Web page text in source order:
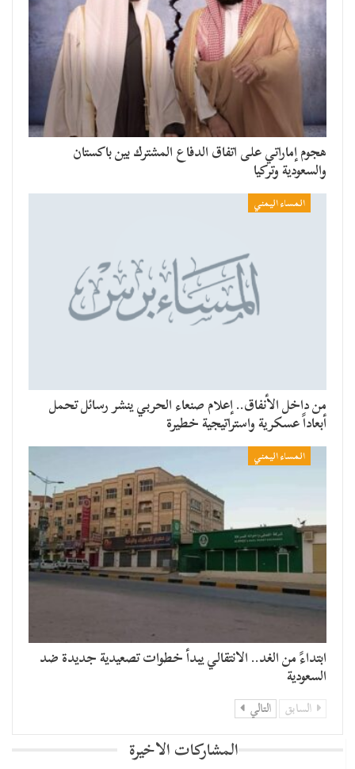
هجوم إماراتي على اتفاق الدفاع المشترك بين باكستان
والسعودية وتركيا
المساء اليمني
من داخل الأنفاق.. إعلام صنعاء الحربي ينشر رسائل تحمل
أبعاداً عسكرية واستراتيجية خطيرة
المساء اليمني
​ابتداءً من الغد.. الانتقالي يبدأ خطوات تصعيدية جديدة ضد
السعودية
السابق التالي
المشاركات الاخيرة